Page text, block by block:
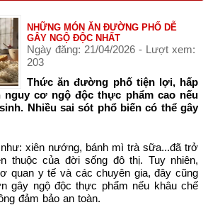
NHỮNG MÓN ĂN ĐƯỜNG PHỐ DỄ
GÂY NGỘ ĐỘC NHẤT
Ngày đăng: 21/04/2026 - Lượt xem:
203
Thức ăn đường phố tiện lợi, hấp
nguy cơ ngộ độc thực phẩm cao nếu
Nhiều sai sót phổ biến có thể gây
xiên nướng, bánh mì trà sữa...đã trở
thuộc của đời sống đô thị. Tuy nhiên,
quan y tế và các chuyên gia, đây cũng
gây ngộ độc thực phẩm nếu khâu chế
đảm bảo an toàn.